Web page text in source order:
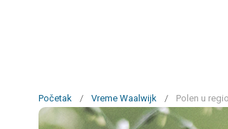
Početak / Vreme Waalwijk / Polen u